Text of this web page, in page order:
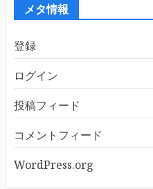
メタ情報
登録
ログイン
投稿フィード
コメントフィード
WordPress.org